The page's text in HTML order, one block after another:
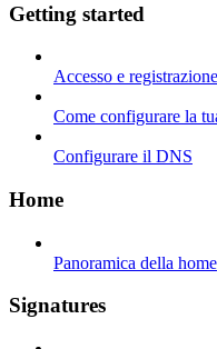
Getting started
Accesso e registrazione
Come configurare la
Configurare il DNS
Home
Panoramica della home
Signatures